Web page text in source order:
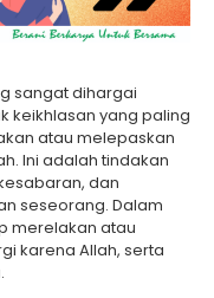
sangat dihargai
keikhlasan yang paling
atau melepaskan
Ini adalah tindakan
dan
seseorang. Dalam
merelakan atau
karena Allah, serta